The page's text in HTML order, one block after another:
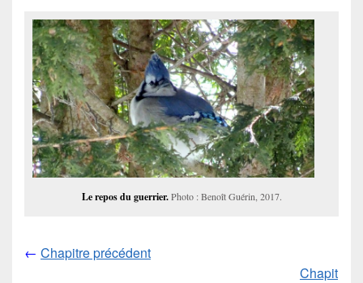
Le repos du guerrier. Photo : Benoît Guérin, 2017.
← Chapitre précédent
Chapit